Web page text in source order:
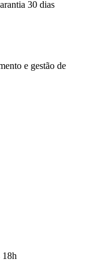
30 dias
e gestão de
18h